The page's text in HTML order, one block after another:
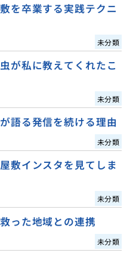
を卒業する実践テクニ
未分類
が私に教えてくれたこ
未分類
語る発信を続ける理由
未分類
敷インスタを見てしま
未分類
った地域との連携
未分類